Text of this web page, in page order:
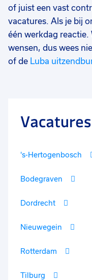
of juist een vast
vacatures. Als je bij
één werkdag reactie.
wensen, dus wees
of de Luba
's-Hertogenbosch
Bodegraven
Dordrecht
Nieuwegein
Rotterdam
Tilburg